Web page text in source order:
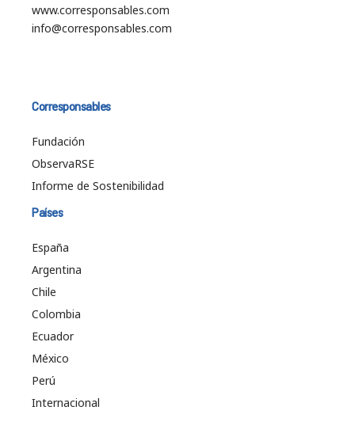
www.corresponsables.com
info@corresponsables.com
Corresponsables
Fundación
ObservaRSE
Informe de Sostenibilidad
Países
España
Argentina
Chile
Colombia
Ecuador
México
Perú
Internacional